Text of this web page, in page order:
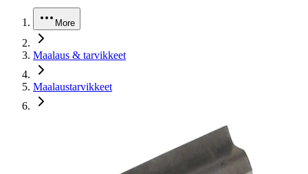
More
Maalaus & tarvikkeet
Maalaustarvikkeet